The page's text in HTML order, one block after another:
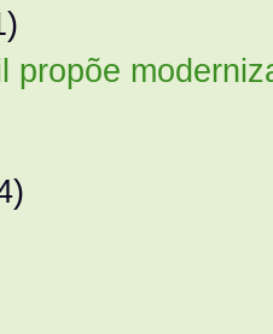
propõe